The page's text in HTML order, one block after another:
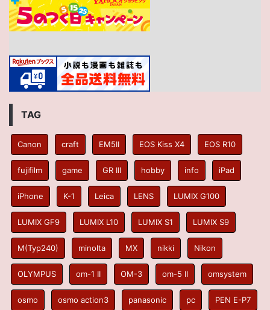
TAG
Canon craft EM5II EOS Kiss X4 EOS R10
fujifilm game GR III hobby info iPad
iPhone K-1 Leica LENS LUMIX G100
LUMIX GF9 LUMIX L10 LUMIX S1 LUMIX S9
M(Typ240) minolta MX nikki Nikon
OLYMPUS om-1 II OM-3 om-5 II omsystem
osmo osmo action3 panasonic pc PEN E-P7